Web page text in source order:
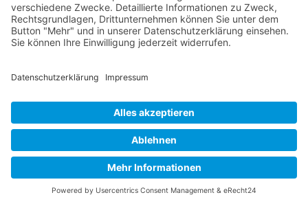
Kieferskönnen Betroffene lernen, mit ihren
Emotionen besser umzugehen und den
Stress abzubauen.
AchtsamkeitundMeditation
effektive Methoden, um den Stress zu
reduzieren und dieSpannung im Kieferzu
mindern. Durch regelmäßige Meditation und
Achtsamkeitsübungen kann ein Zustand der
inneren Ruhe erreicht werden, der sich positiv